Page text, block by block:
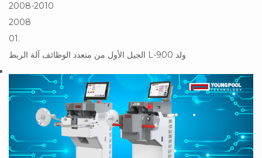
2008-2010
2008
01.
الجيل الأول من متعدد الوظائف آلة الربط L-900 ولد